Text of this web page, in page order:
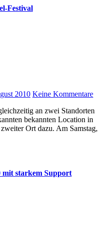
Festival
2010 Keine Kommentare
bekannten Location in
Ort dazu. Am Samstag,
mit starkem Support